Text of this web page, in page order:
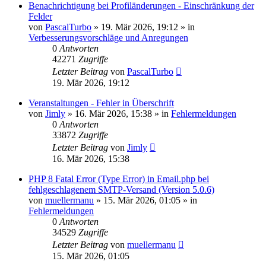
Benachrichtigung bei Profiländerungen - Einschränkung der
Felder
von PascalTurbo » 19. Mär 2026, 19:12 » in
Verbesserungsvorschläge und Anregungen
0 Antworten
42271 Zugriffe
Letzter Beitrag von PascalTurbo
19. Mär 2026, 19:12
Veranstaltungen - Fehler in Überschrift
von Jimly » 16. Mär 2026, 15:38 » in Fehlermeldungen
0 Antworten
33872 Zugriffe
Letzter Beitrag von Jimly
16. Mär 2026, 15:38
PHP 8 Fatal Error (Type Error) in Email.php bei
fehlgeschlagenem SMTP-Versand (Version 5.0.6)
von muellermanu » 15. Mär 2026, 01:05 » in
Fehlermeldungen
0 Antworten
34529 Zugriffe
Letzter Beitrag von muellermanu
15. Mär 2026, 01:05